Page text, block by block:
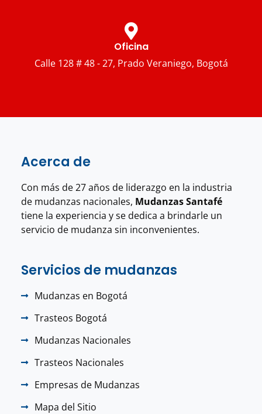
Oficina
Calle 128 # 48 - 27, Prado Veraniego, Bogotá
Acerca de
Con más de 27 años de liderazgo en la industria
de mudanzas nacionales, Mudanzas Santafé
tiene la experiencia y se dedica a brindarle un
servicio de mudanza sin inconvenientes.
Servicios de mudanzas
Mudanzas en Bogotá
Trasteos Bogotá
Mudanzas Nacionales
Trasteos Nacionales
Empresas de Mudanzas
Mapa del Sitio